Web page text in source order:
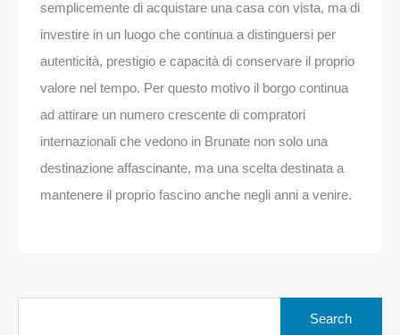
semplicemente di acquistare una casa con vista, ma di
investire in un luogo che continua a distinguersi per
autenticità, prestigio e capacità di conservare il proprio
valore nel tempo. Per questo motivo il borgo continua
ad attirare un numero crescente di compratori
internazionali che vedono in Brunate non solo una
destinazione affascinante, ma una scelta destinata a
mantenere il proprio fascino anche negli anni a venire.